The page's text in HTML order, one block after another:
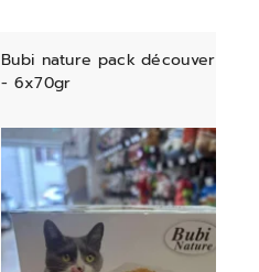
Bubi nature pack découverte
- 6x70gr